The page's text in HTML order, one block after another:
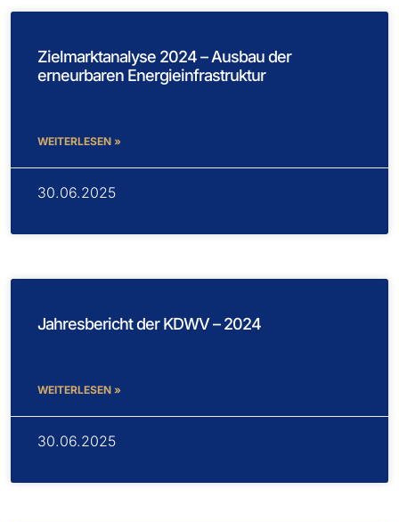
Zielmarktanalyse 2024 – Ausbau der
erneurbaren Energieinfrastruktur
WEITERLESEN »
30.06.2025
Jahresbericht der KDWV – 2024
WEITERLESEN »
30.06.2025